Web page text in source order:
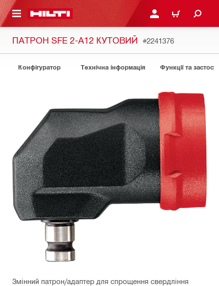
ЗМІСТУ УВІЙТИ АБО
КОШИК
ПАТРОН SFE 2-A12 КУТОВИЙ #2241376
Конфігуратор Технічна інформація Функції та
Змінний патрон/адаптер для спрощення свердління